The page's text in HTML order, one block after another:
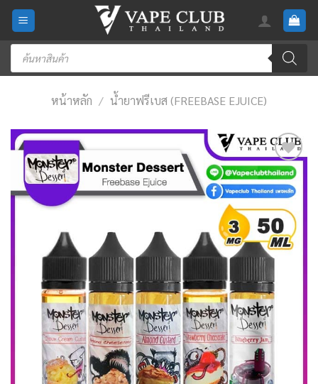
Skip
content
Products
search
หน้าหลัก / น้ำยาฟรีเบส (FREEBASE EJUICE)
Add
to
wishlist